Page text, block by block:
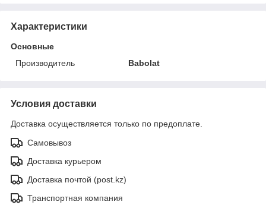
Характеристики
Основные
Производитель
Babolat
Условия доставки
Доставка осуществляется только по предоплате.
Самовывоз
Доставка курьером
Доставка почтой (post.kz)
Транспортная компания